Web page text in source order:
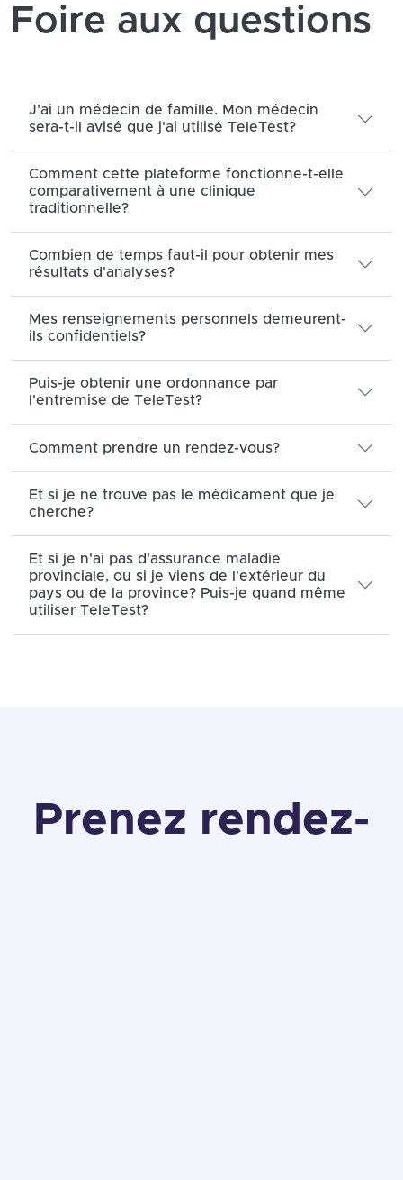
Foire aux questions
J'ai un médecin de famille. Mon médecin
sera-t-il avisé que j'ai utilisé TeleTest?
Comment cette plateforme fonctionne-t-elle
comparativement à une clinique
traditionnelle?
Combien de temps faut-il pour obtenir mes
résultats d'analyses?
Mes renseignements personnels demeurent-
ils confidentiels?
Puis-je obtenir une ordonnance par
l'entremise de TeleTest?
Comment prendre un rendez-vous?
Et si je ne trouve pas le médicament que je
cherche?
Et si je n'ai pas d'assurance maladie
provinciale, ou si je viens de l'extérieur du
pays ou de la province? Puis-je quand même
utiliser TeleTest?
Prenez rendez-